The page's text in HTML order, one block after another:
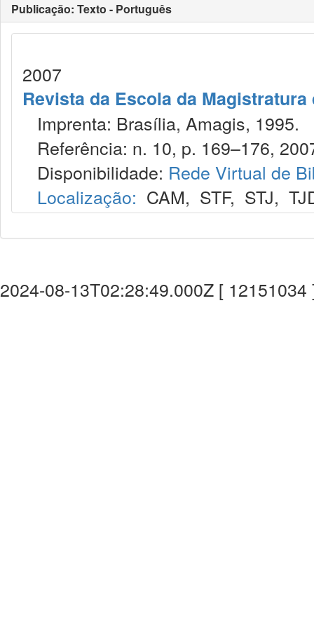
Publicação: Texto - Português
2007
Revista da Escola da
Imprenta: Brasília, Amagis, 1995.
Referência: n. 10, p. 169–176,
Disponibilidade: Rede Virtual de
Localização: CAM, STF, STJ,
2024-08-13T02:28:49.000Z [ 12151034